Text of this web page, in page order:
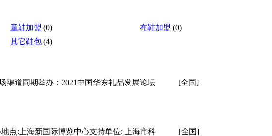
童鞋加盟 (0) 布鞋加盟 (0)
其它鞋包 (4)
渠道同期举办：2021中国华东礼品发展论坛
[全国]
点:上海新国际博览中心支持单位: 上海市科
[全国]